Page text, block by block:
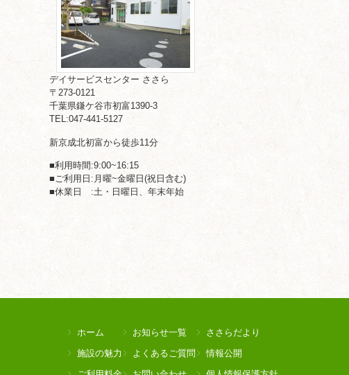
デイサービスセンター ささら
〒273-0121
千葉県鎌ケ谷市初富1390-3
TEL:047-441-5127
新京成北初富から徒歩11分
■利用時間:9:00~16:15
■ご利用日:月曜~金曜日(祝日含む)
■休業日 :土・日曜日、年末年始
ホーム
施設の魅力
お知らせ一覧
よくあるご質問
ささらだより
情報公開